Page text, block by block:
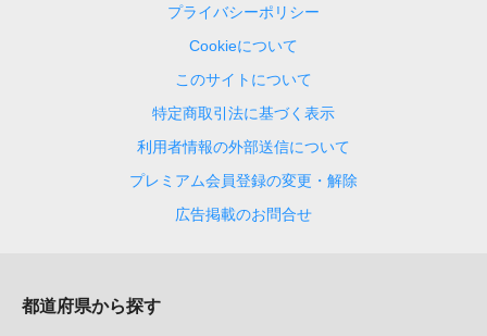
プライバシーポリシー
Cookieについて
このサイトについて
特定商取引法に基づく表示
利用者情報の外部送信について
プレミアム会員登録の変更・解除
広告掲載のお問合せ
都道府県から探す